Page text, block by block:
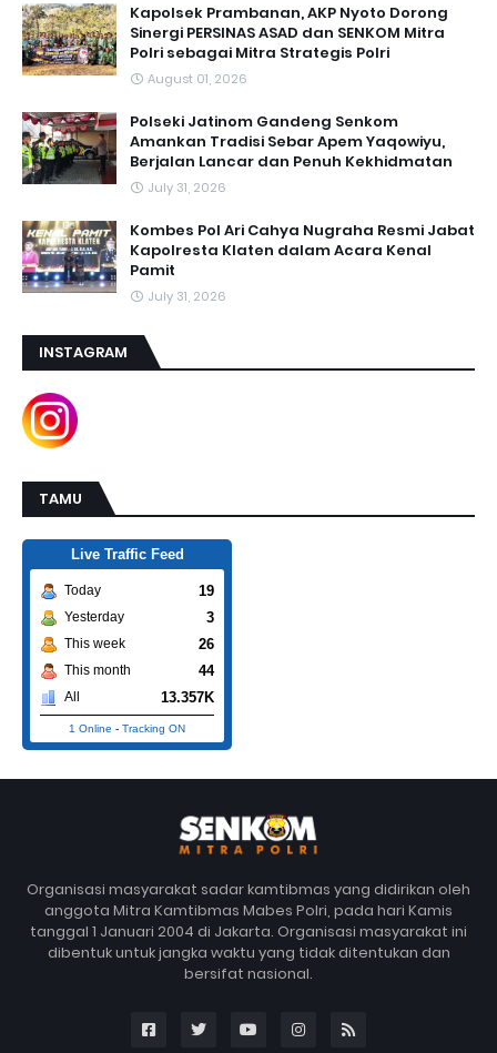
Kapolsek Prambanan, AKP Nyoto Dorong
Sinergi PERSINAS ASAD dan SENKOM Mitra
Polri sebagai Mitra Strategis Polri
August 01, 2026
Polseki Jatinom Gandeng Senkom
Amankan Tradisi Sebar Apem Yaqowiyu,
Berjalan Lancar dan Penuh Kekhidmatan
July 31, 2026
Kombes Pol Ari Cahya Nugraha Resmi Jabat
Kapolresta Klaten dalam Acara Kenal
Pamit
July 31, 2026
INSTAGRAM
TAMU
Live Traffic Feed
Today 19
Yesterday 3
This week 26
This month 44
All 13.357K
1 Online - Tracking ON
Organisasi masyarakat sadar kamtibmas yang didirikan oleh
anggota Mitra Kamtibmas Mabes Polri, pada hari Kamis
tanggal 1 Januari 2004 di Jakarta. Organisasi masyarakat ini
dibentuk untuk jangka waktu yang tidak ditentukan dan
bersifat nasional.